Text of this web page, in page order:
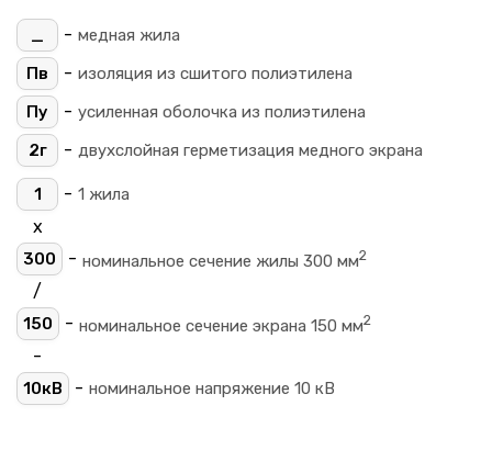
_ - медная жила
Пв
- изоляция из сшитого полиэтилена
Пу
- усиленная оболочка из полиэтилена
2г
- двухслойная герметизация медного экрана
1 - 1 жила
х
300 - номинальное сечение жилы 300 мм2
/
150 - номинальное сечение экрана 150 мм2
-
10кВ - номинальное напряжение 10 кВ